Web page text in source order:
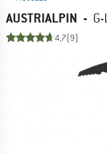
AUSTRIALPIN -
4,7(9)